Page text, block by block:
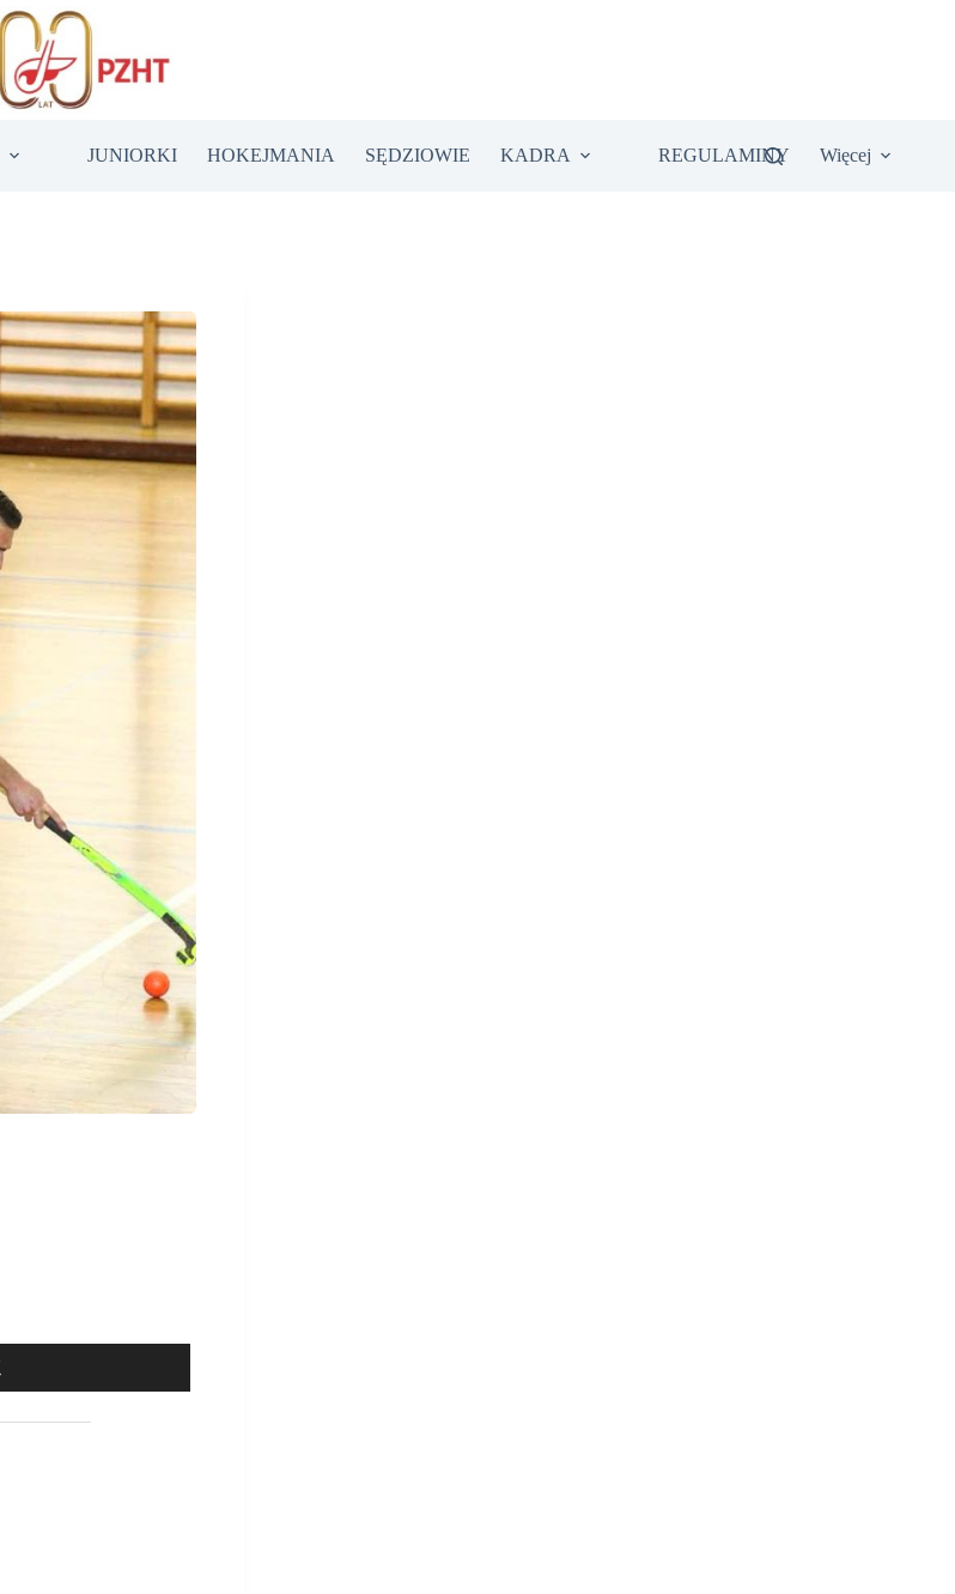
JUNIORKI HOKEJMANIA SĘDZIOWIE KADRA REGULAMINY Więcej